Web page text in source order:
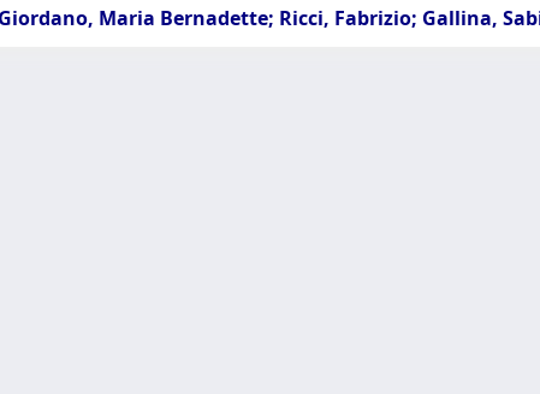
Maria Bernadette; Ricci, Fabrizio; Gallina,